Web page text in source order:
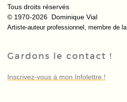
Tous droits réservés
© 1970-2026 Dominique Vial
Artiste-auteur professionnel, membre de la
Gardons le contact !
Inscrivez-vous à mon Infolettre !